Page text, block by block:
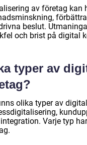
av företag kan
beslut.
och brist på digital
typer av
olika typer av
Varje typ